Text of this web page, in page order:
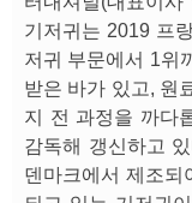
기저귀는 2019 프
저귀 부문에서 1위
받은 바가 있고, 원
지 전 과정을 까다
감독해 갱신하고
덴마크에서 제조